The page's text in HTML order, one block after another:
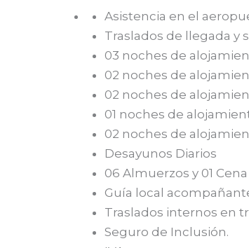
Asistencia en el
Traslados de llegada y
03 noches de
02 noches de
02 noches de
01 noches de
02 noches de
Desayunos Diarios
06 Almuerzos y 01
Guía local
Traslados internos en
Seguro de Inclusión.